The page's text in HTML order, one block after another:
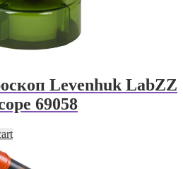
Levenhuk LabZZ
69058